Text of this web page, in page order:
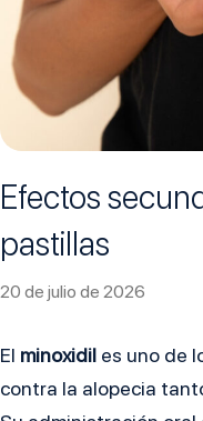
Efectos
pastillas
20 de julio de 2026
El minoxidil es uno de
contra la alopecia